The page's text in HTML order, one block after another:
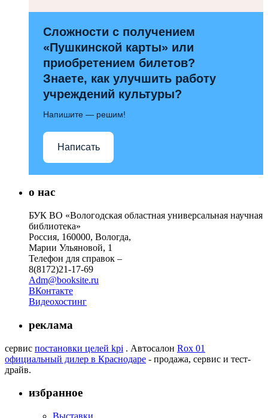
Сложности с получением
«Пушкинской карты» или
приобретением билетов?
Знаете, как улучшить работу
учреждений культуры?
Напишите — решим!
Написать
о нас
БУК ВО «Вологодская областная универсальная научная
библиотека»
Россия, 160000, Вологда,
Марии Ульяновой, 1
Телефон для справок –
8(8172)21-17-69
Adm@booksite.ru
ВКонтакте
Видеохостинг
реклама
сервис постановки целей kpi . Автосалон Rox 01
официальный дилер в Краснодаре - продажа, сервис и тест-
драйв.
избранное
Выставки